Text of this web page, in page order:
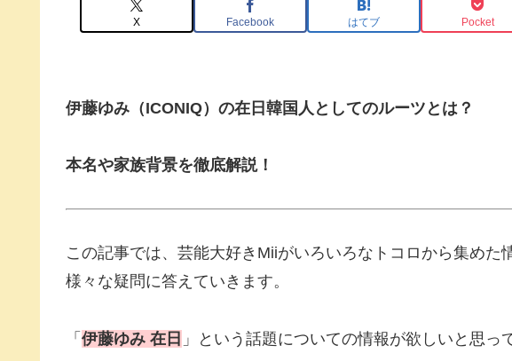
X Facebook はてブ Pocket
伊藤ゆみ（ICONIQ）の在日韓国人としてのルーツとは？
本名や家族背景を徹底解説！
この記事では、芸能大好きMiiがいろいろなトコロから集めた
様々な疑問に答えていきます。
「 伊藤ゆみ 在日 」という話題についての情報が欲しいと思っ